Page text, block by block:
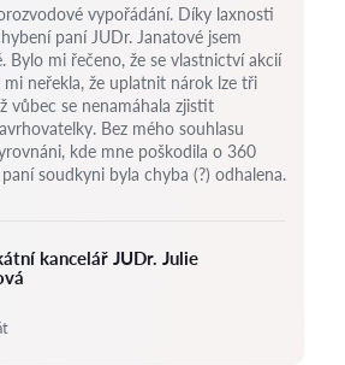
kancelář JUDr. Julie
vypořádání. Díky laxnosti
paní JUDr. Janatové jsem
Bylo mi řečeno, že se vlastnictví akcií
neřekla, že uplatnit nárok lze tři
vůbec se nenamáhala zjistit
Bez mého souhlasu
kde mne poškodila o 360
soudkyni byla chyba (?) odhalena.